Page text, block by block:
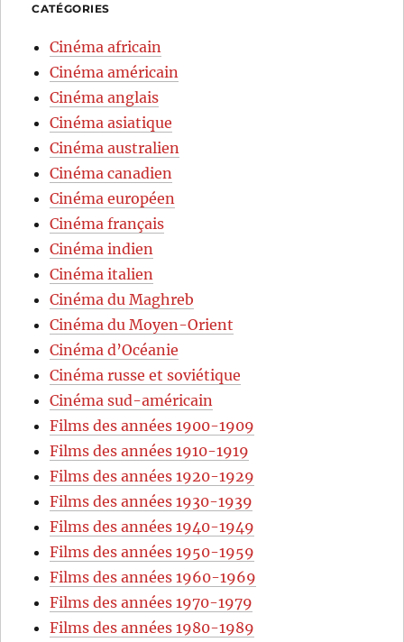
CATÉGORIES
Cinéma africain
Cinéma américain
Cinéma anglais
Cinéma asiatique
Cinéma australien
Cinéma canadien
Cinéma européen
Cinéma français
Cinéma indien
Cinéma italien
Cinéma du Maghreb
Cinéma du Moyen-Orient
Cinéma d’Océanie
Cinéma russe et soviétique
Cinéma sud-américain
Films des années 1900-1909
Films des années 1910-1919
Films des années 1920-1929
Films des années 1930-1939
Films des années 1940-1949
Films des années 1950-1959
Films des années 1960-1969
Films des années 1970-1979
Films des années 1980-1989